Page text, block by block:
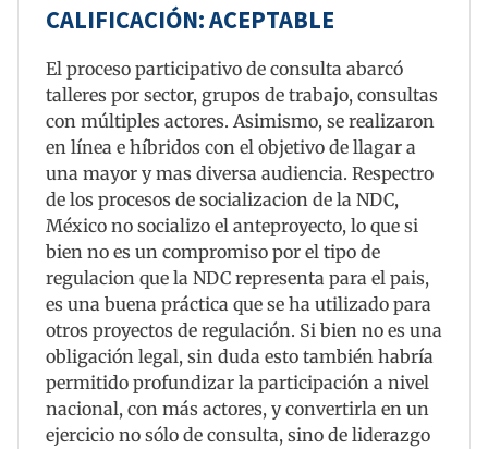
CALIFICACIÓN: ACEPTABLE
El proceso participativo de consulta abarcó
talleres por sector, grupos de trabajo, consultas
con múltiples actores. Asimismo, se realizaron
en línea e híbridos con el objetivo de llagar a
una mayor y mas diversa audiencia. Respectro
de los procesos de socializacion de la NDC,
México no socializo el anteproyecto, lo que si
bien no es un compromiso por el tipo de
regulacion que la NDC representa para el pais,
es una buena práctica que se ha utilizado para
otros proyectos de regulación. Si bien no es una
obligación legal, sin duda esto también habría
permitido profundizar la participación a nivel
nacional, con más actores, y convertirla en un
ejercicio no sólo de consulta, sino de liderazgo